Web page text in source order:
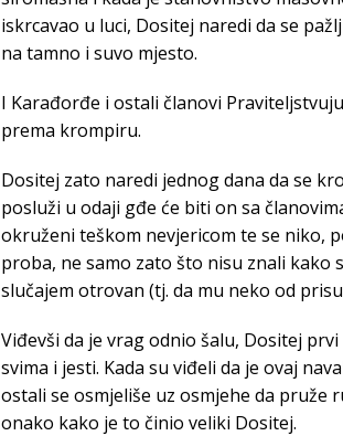
iskrcavao u luci, Dositej naredi da se
na tamno i suvo mjesto.
I Karađorđe i ostali članovi
prema krompiru.
Dositej zato naredi jednog dana da se
posluži u odaji gđe će biti on sa
okruženi teškom nevjericom te se niko,
proba, ne samo zato što nisu znali kako
slučajem otrovan (tj. da mu neko od
Viđevši da je vrag odnio šalu, Dositej
svima i jesti. Kada su viđeli da je ovaj
ostali se osmjeliše uz osmjehe da
onako kako je to činio veliki Dositej.